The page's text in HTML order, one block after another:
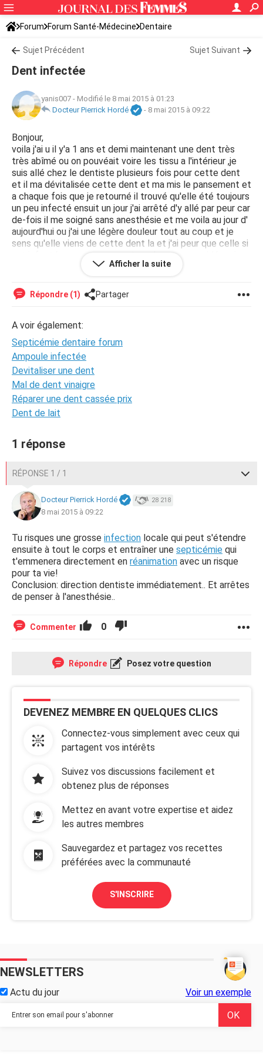
Forum Forum Santé-Médecine Dentaire
Sujet Précédent Sujet Suivant
Dent infectée
yanis007 - Modifié le 8 mai 2015 à 01:23
Docteur Pierrick Hordé
- 8 mai 2015 à 09:22
Bonjour,
voila j'ai u il y'a 1 ans et demi maintenant une dent très
très abîmé ou on pouvéait voire les tissu a l'intérieur ,je
suis allé chez le dentiste plusieurs fois pour cette dent
et il ma dévitalisée cette dent et ma mis le pansement et
a chaque fois que je retourné il trouvé qu'elle été toujours
un peu infecté ensuit un jour j'ai arrêté d'y allé par peur car
de-fois il me soigné sans anesthésie et me voila au jour d'
aujourd'hui ou j'ai une légère douleur tout au coup et je
sens qu'elle viens de cette dent la et j'ai peur que celle si
est infecté mon coeur ou un truc de ce genre aidé moi
dite moi qu'elle sont les risque de laissé un dent très
Afficher la suite
Répondre (1) Partager
A voir également:
Septicémie dentaire forum
Ampoule infectée
Devitaliser une dent
Mal de dent vinaigre
Réparer une dent cassée prix
Dent de lait
1 réponse
RÉPONSE 1 / 1
Docteur Pierrick Hordé 28 218
8 mai 2015 à 09:22
Tu risques une grosse infection locale qui peut s'étendre
ensuite à tout le corps et entraîner une septicémie qui
t'emmenera directement en réanimation avec un risque
pour ta vie!
Conclusion: direction dentiste immédiatement.. Et arrêtes
de penser à l'anesthésie..
Commenter 0
Répondre Posez votre question
DEVENEZ MEMBRE EN QUELQUES CLICS
Connectez-vous simplement avec ceux qui
partagent vos intérêts
Suivez vos discussions facilement et
obtenez plus de réponses
Mettez en avant votre expertise et aidez
les autres membres
Sauvegardez et partagez vos recettes
préférées avec la communauté
S'INSCRIRE
NEWSLETTERS
Actu du jour Voir un exemple